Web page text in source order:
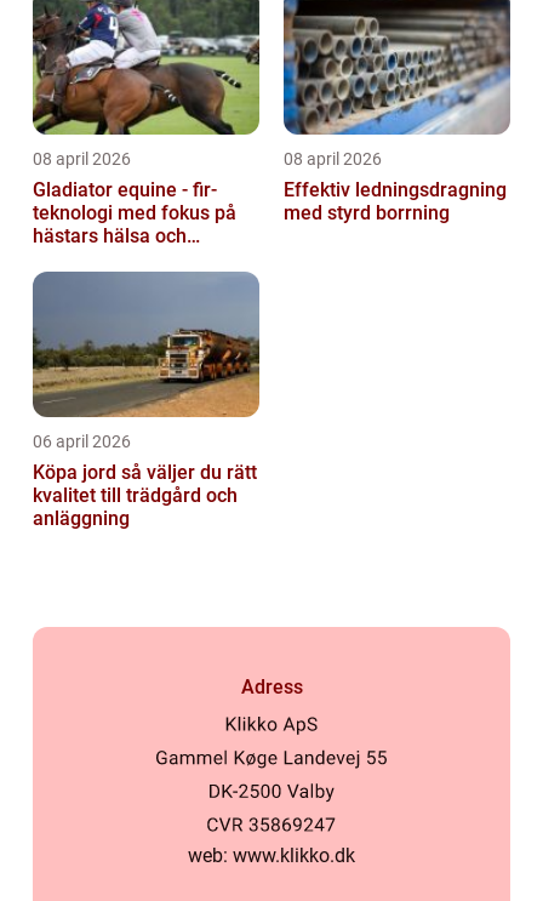
08 april 2026
Gladiator equine - fir-
teknologi med fokus på
hästars hälsa och
08 april 2026
Effektiv ledningsdragning
med styrd borrning
06 april 2026
Köpa jord så väljer du rätt
kvalitet till trädgård och
anläggning
Adress
web: www.klikko.dk